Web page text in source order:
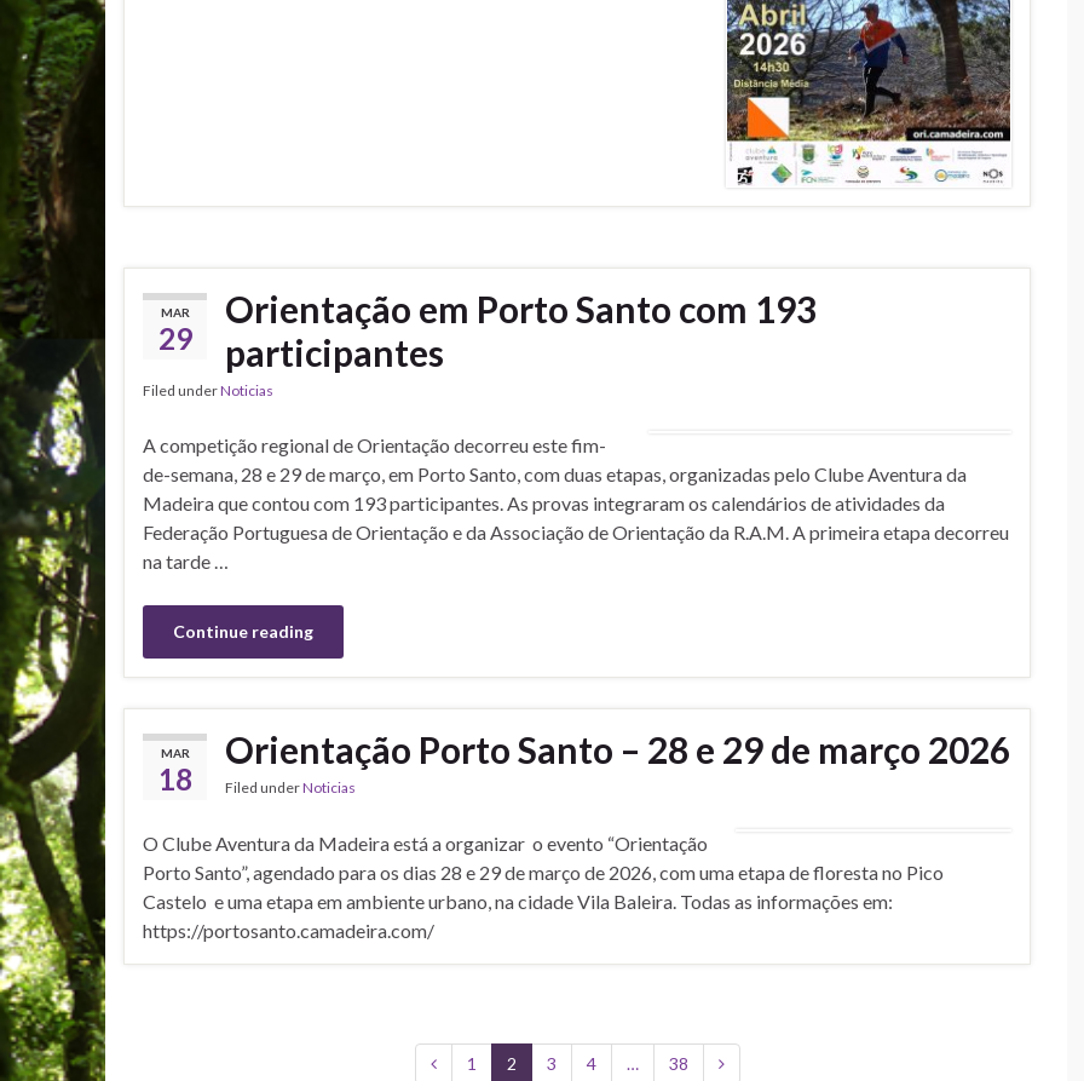
MAR
29
Orientação em Porto Santo com 193
participantes
Filed underNoticias
A competição regional de Orientação decorreu este fim-
de-semana, 28 e 29 de março, em Porto Santo, com duas etapas, organizadas pelo Clube Aventura da
Madeira que contou com 193 participantes. As provas integraram os calendários de atividades da
Federação Portuguesa de Orientação e da Associação de Orientação da R.A.M. A primeira etapa decorreu
na tarde …
Continue reading
MAR
18
Orientação Porto Santo – 28 e 29 de março 2026
Filed underNoticias
O Clube Aventura da Madeira está a organizar o evento “Orientação
Porto Santo”, agendado para os dias 28 e 29 de março de 2026, com uma etapa de floresta no Pico
Castelo e uma etapa em ambiente urbano, na cidade Vila Baleira. Todas as informações em:
https://portosanto.camadeira.com/
1 2 3 4 … 38